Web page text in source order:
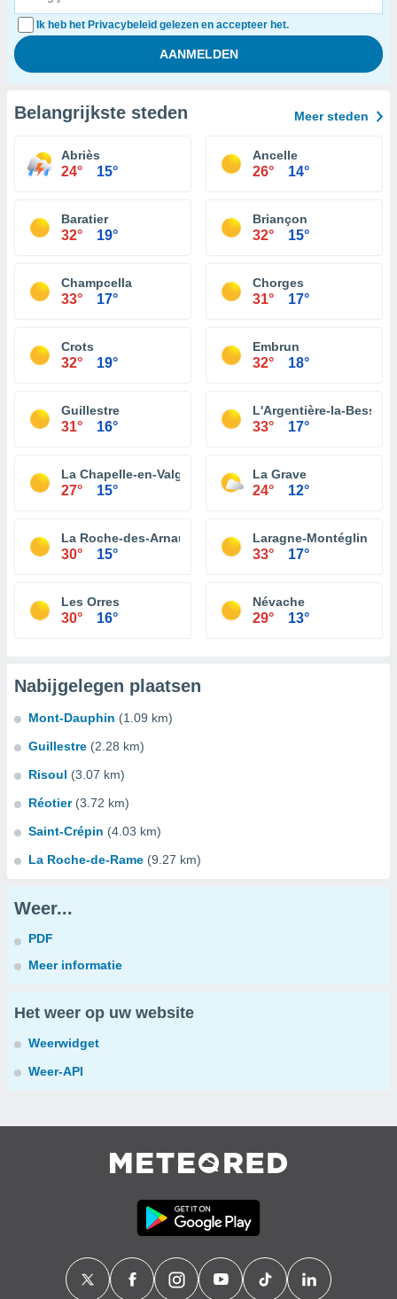
Ik heb het Privacybeleid gelezen en accepteer het.
Belangrijkste steden Meer steden
Abriès
24° 15°
Ancelle
26° 14°
Baratier
32° 19°
Briançon
32° 15°
Champcella
33° 17°
Chorges
31° 17°
Crots
32° 19°
Embrun
32° 18°
Guillestre
31° 16°
L'Argentière-la-Bessée
33° 17°
La Chapelle-en-Valgaudémar
27° 15°
La Grave
24° 12°
La Roche-des-Arnauds
30° 15°
Laragne-Montéglin
33° 17°
Les Orres
30° 16°
Névache
29° 13°
Nabijgelegen plaatsen
Mont-Dauphin (1.09 km)
Guillestre (2.28 km)
Risoul (3.07 km)
Réotier (3.72 km)
Saint-Crépin (4.03 km)
La Roche-de-Rame (9.27 km)
Weer...
PDF
Meer informatie
Het weer op uw website
Weerwidget
Weer-API